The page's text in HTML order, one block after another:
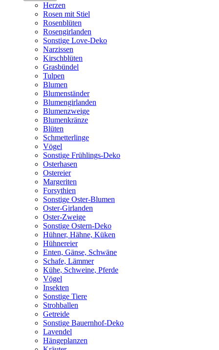
Herzen
Rosen mit Stiel
Rosenblüten
Rosengirlanden
Sonstige Love-Deko
Narzissen
Kirschblüten
Grasbündel
Tulpen
Blumen
Blumenständer
Blumengirlanden
Blumenzweige
Blumenkränze
Blüten
Schmetterlinge
Vögel
Sonstige Frühlings-Deko
Osterhasen
Ostereier
Margeriten
Forsythien
Sonstige Oster-Blumen
Oster-Girlanden
Oster-Zweige
Sonstige Ostern-Deko
Hühner, Hähne, Küken
Hühnereier
Enten, Gänse, Schwäne
Schafe, Lämmer
Kühe, Schweine, Pferde
Vögel
Insekten
Sonstige Tiere
Strohballen
Getreide
Sonstige Bauernhof-Deko
Lavendel
Hängeplanzen